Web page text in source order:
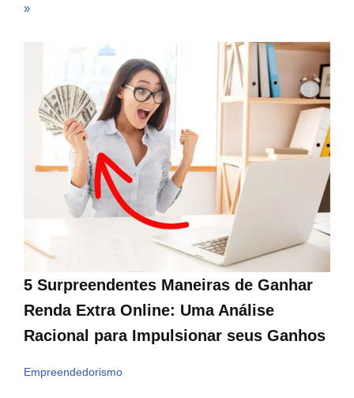
»
5 Surpreendentes Maneiras de Ganhar
Renda Extra Online: Uma Análise
Racional para Impulsionar seus Ganhos
Empreendedorismo